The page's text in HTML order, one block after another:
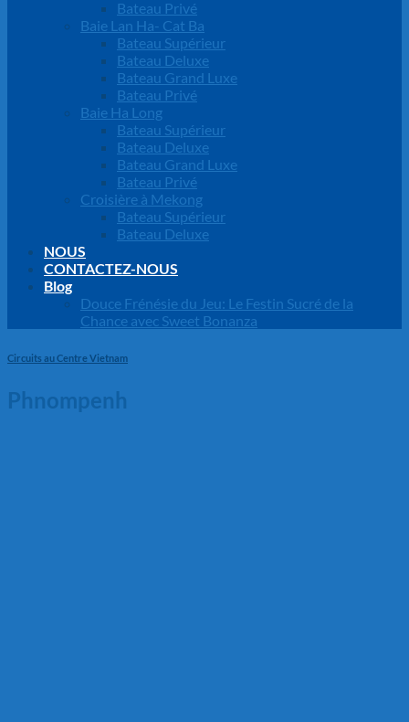
Bateau Privé
Baie Lan Ha- Cat Ba
Bateau Supérieur
Bateau Deluxe
Bateau Grand Luxe
Bateau Privé
Baie Ha Long
Bateau Supérieur
Bateau Deluxe
Bateau Grand Luxe
Bateau Privé
Croisière à Mekong
Bateau Supérieur
Bateau Deluxe
NOUS
CONTACTEZ-NOUS
Blog
Douce Frénésie du Jeu: Le Festin Sucré de la
Chance avec Sweet Bonanza
Circuits au Centre Vietnam
Phnompenh